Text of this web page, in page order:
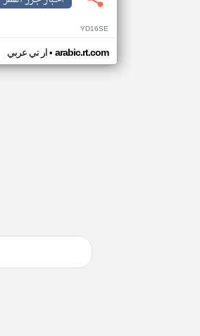
YD16SE
ار تي عربي• arabic.rt.com